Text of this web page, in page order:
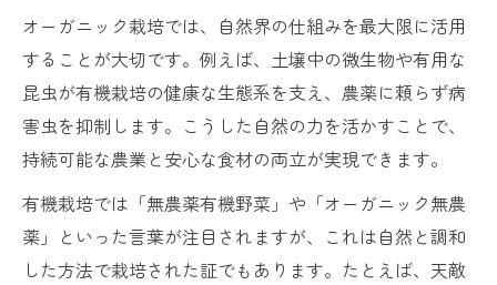
オーガニック栽培では、自然界の仕組みを最大限に活用
することが大切です。例えば、土壌中の微生物や有用な
昆虫が有機栽培の健康な生態系を支え、農薬に頼らず病
害虫を抑制します。こうした自然の力を活かすことで、
持続可能な農業と安心な食材の両立が実現できます。
有機栽培では「無農薬有機野菜」や「オーガニック無農
薬」といった言葉が注目されますが、これは自然と調和
した方法で栽培された証でもあります。たとえば、天敵